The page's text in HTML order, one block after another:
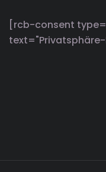
[rcb-consent